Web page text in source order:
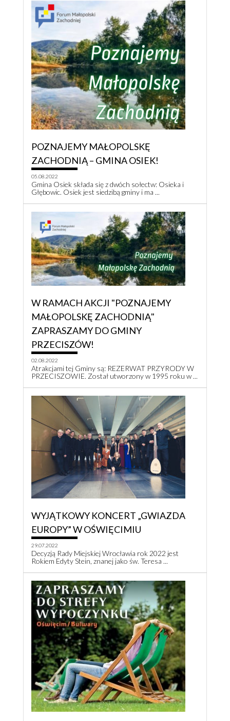
POZNAJEMY MAŁOPOLSKĘ
ZACHODNIĄ – GMINA OSIEK!
05.08.2022
Gmina Osiek składa się z dwóch sołectw: Osieka i
Głębowic. Osiek jest siedzibą gminy i ma ...
W RAMACH AKCJI "POZNAJEMY
MAŁOPOLSKĘ ZACHODNIĄ"
ZAPRASZAMY DO GMINY
PRZECISZÓW!
02.08.2022
Atrakcjami tej Gminy są: REZERWAT PRZYRODY W
PRZECISZOWIE. Został utworzony w 1995 roku w ...
WYJĄTKOWY KONCERT „GWIAZDA
EUROPY” W OŚWIĘCIMIU
29.07.2022
Decyzją Rady Miejskiej Wrocławia rok 2022 jest
Rokiem Edyty Stein, znanej jako św. Teresa ...